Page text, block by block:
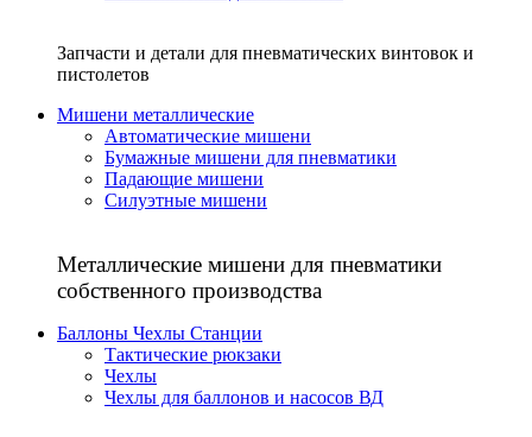
Запчасти и детали для пневматических винтовок и
пистолетов
Мишени металлические
Автоматические мишени
Бумажные мишени для пневматики
Падающие мишени
Силуэтные мишени
Металлические мишени для пневматики
собственного производства
Баллоны Чехлы Станции
Тактические рюкзаки
Чехлы
Чехлы для баллонов и насосов ВД